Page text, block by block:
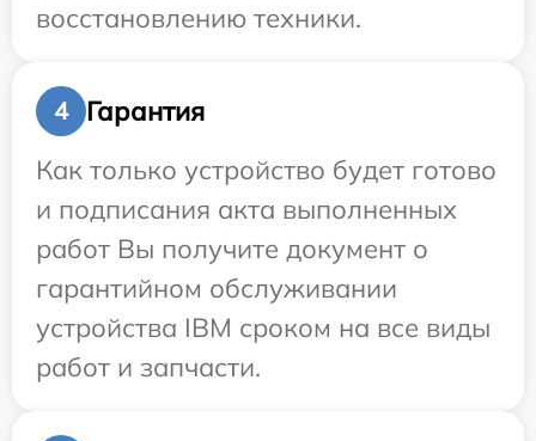
восстановлению техники.
4
Гарантия
Как только устройство будет готово
и подписания акта выполненных
работ Вы получите документ о
гарантийном обслуживании
устройства IBM сроком на все виды
работ и запчасти.